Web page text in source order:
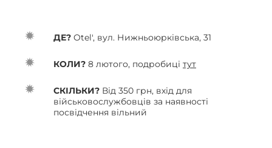
ДЕ? Otel', вул. Нижньоюрківська, 31
КОЛИ? 8 лютого, подробиці тут
СКІЛЬКИ? Від 350 грн, вхід для
військовослужбовців за наявності
посвідчення вільний